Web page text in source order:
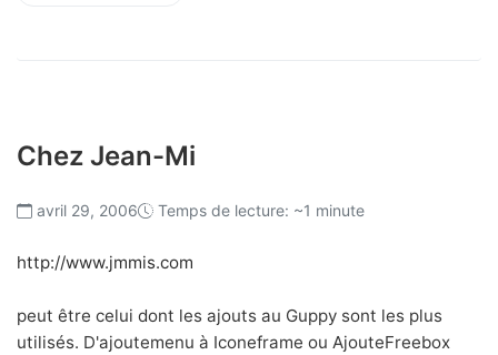
Chez Jean-Mi
avril 29, 2006 Temps de lecture: ~1 minute
http://www.jmmis.com
peut être celui dont les ajouts au Guppy sont les plus
utilisés. D'ajoutemenu à Iconeframe ou AjouteFreebox